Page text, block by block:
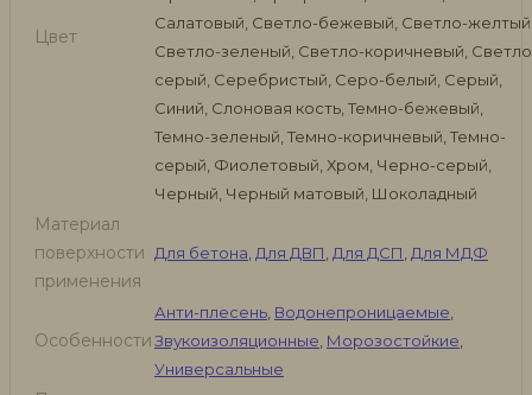
Цвет
Салатовый, Светло-бежевый, Светло-
Светло-зеленый, Светло-коричневый,
серый, Серебристый, Серо-белый, Серый,
Синий, Слоновая кость, Темно-бежевый,
Темно-зеленый, Темно-коричневый, Темно-
серый, Фиолетовый, Хром, Черно-серый,
Черный, Черный матовый, Шоколадный
Материал
поверхности
применения
Для бетона Для ДВП Для ДСП Для МДФ
Особенности
Анти-плесень Водонепроницаемые
Звукоизоляционные Морозостойкие
Универсальные